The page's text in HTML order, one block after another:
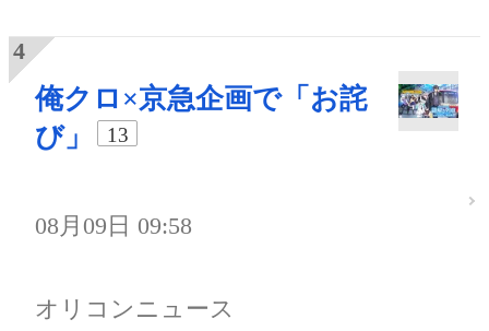
俺クロ×京急企画で「お詫
び」
13
08月09日 09:58
オリコンニュース